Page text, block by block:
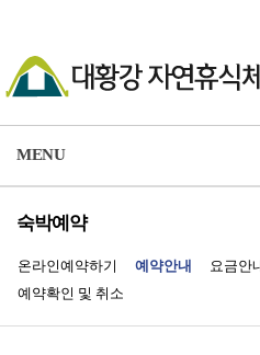
MENU
숙박예약
온라인예약하기 예약안내 요금안
예약확인 및 취소